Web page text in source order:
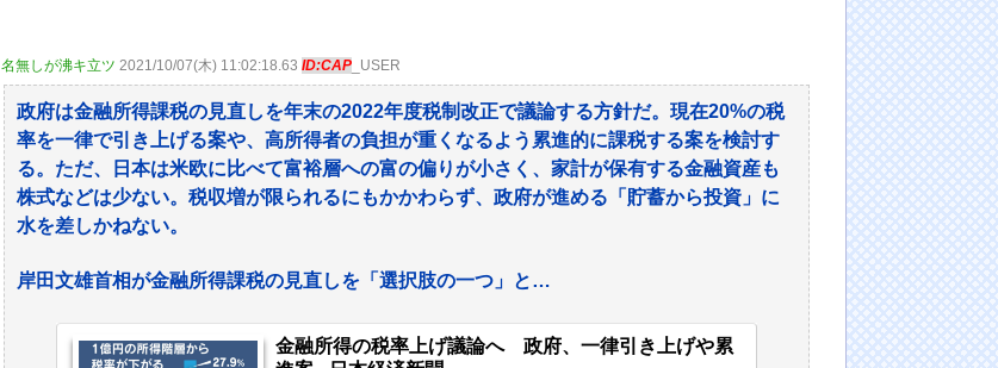
名無しが沸キ立ツ 2021/10/07(木) 11:02:18.63 ID:CAP _USER
政府は金融所得課税の見直しを年末の2022年度税制改正で議論する方針だ。現在20%の税
率を一律で引き上げる案や、高所得者の負担が重くなるよう累進的に課税する案を検討す
る。ただ、日本は米欧に比べて富裕層への富の偏りが小さく、家計が保有する金融資産も
株式などは少ない。税収増が限られるにもかかわらず、政府が進める「貯蓄から投資」に
水を差しかねない。
岸田文雄首相が金融所得課税の見直しを「選択肢の一つ」と…
金融所得の税率上げ議論へ 政府、一律引き上げや累